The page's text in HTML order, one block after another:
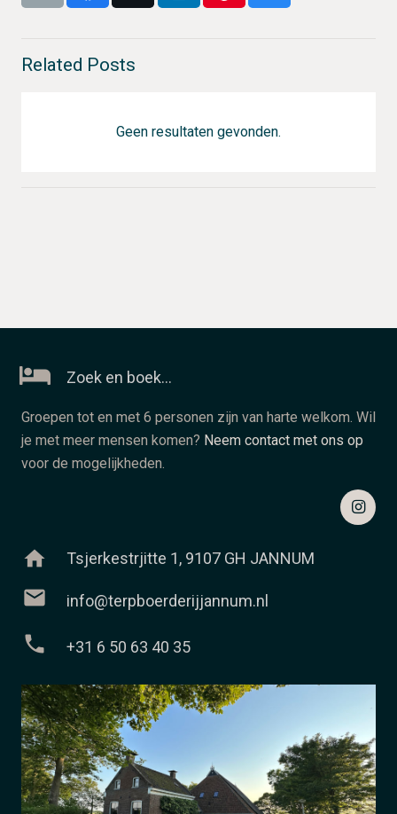
Related Posts
Geen resultaten gevonden.
Zoek en boek…
Groepen tot en met 6 personen zijn van harte welkom. Wil
je met meer mensen komen? Neem contact met ons op
voor de mogelijkheden.
home Tsjerkestrjitte 1, 9107 GH JANNUM
mail info@terpboerderijjannum.nl
phone +31 6 50 63 40 35